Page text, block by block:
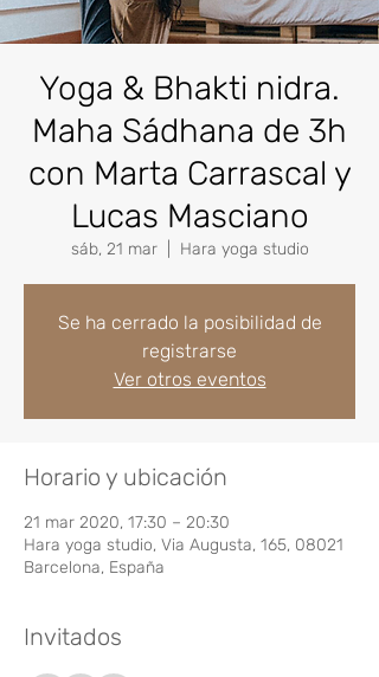
Yoga & Bhakti nidra.
Maha Sádhana de 3h
con Marta Carrascal y
Lucas Masciano
sáb, 21 mar
  |
Hara yoga studio
Se ha cerrado la posibilidad de
registrarse
Ver otros eventos
Horario y ubicación
21 mar 2020, 17:30 – 20:30
Hara yoga studio, Via Augusta, 165, 08021
Barcelona, España
Invitados